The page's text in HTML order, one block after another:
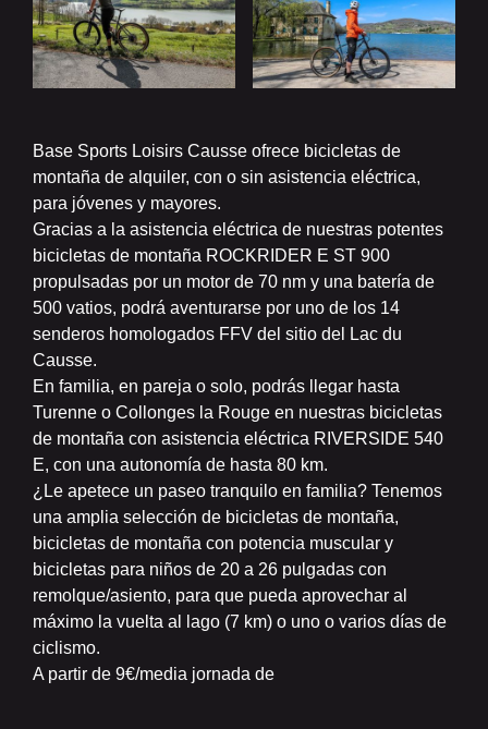
Base Sports Loisirs Causse ofrece bicicletas de
montaña de alquiler, con o sin asistencia eléctrica,
para jóvenes y mayores.
Gracias a la asistencia eléctrica de nuestras potentes
bicicletas de montaña ROCKRIDER E ST 900
propulsadas por un motor de 70 nm y una batería de
500 vatios, podrá aventurarse por uno de los 14
senderos homologados FFV del sitio del Lac du
Causse.
En familia, en pareja o solo, podrás llegar hasta
Turenne o Collonges la Rouge en nuestras bicicletas
de montaña con asistencia eléctrica RIVERSIDE 540
E, con una autonomía de hasta 80 km.
¿Le apetece un paseo tranquilo en familia? Tenemos
una amplia selección de bicicletas de montaña,
bicicletas de montaña con potencia muscular y
bicicletas para niños de 20 a 26 pulgadas con
remolque/asiento, para que pueda aprovechar al
máximo la vuelta al lago (7 km) o uno o varios días de
ciclismo.
A partir de 9€/media jornada de